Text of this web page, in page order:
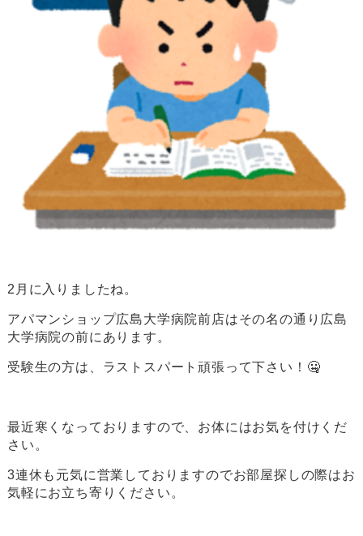
2月に入りましたね。
アパマンショップ広島大学病院前店はその名の通り広島
大学病院の前にあります。
受験生の方は、ラストスパート頑張って下さい！🤐
最近寒くなっておりますので、お体にはお気を付けくだ
さい。
3連休も元気に営業しておりますのでお部屋探しの際はお
気軽にお立ち寄りください。